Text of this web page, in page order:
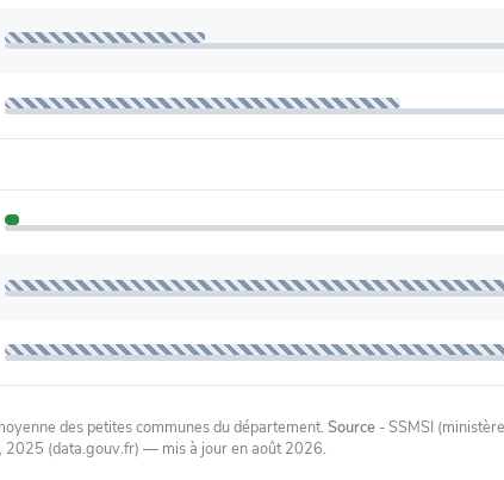
des petites communes du département. Source - SSMSI
2025 (data.gouv.fr) — mis à jour en août 2026.